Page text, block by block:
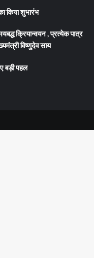
किया शुभारंभ
क्रियान्वयन , प्रत्येक पात्र
विष्णुदेव साय
बड़ी पहल